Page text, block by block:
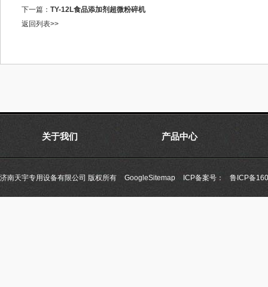
下一篇： TY-12L食品添加剂超微粉碎机
返回列表>>
关于我们 产品中心
济南天宇专用设备有限公司 版权所有 GoogleSitemap ICP备案号： 鲁ICP备